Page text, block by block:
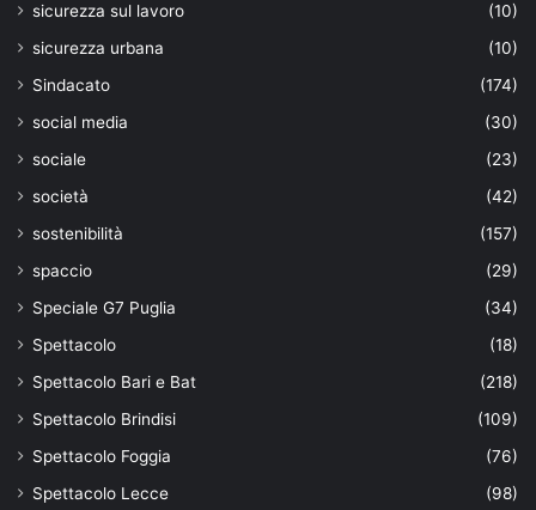
sicurezza sul lavoro
(10)
sicurezza urbana
(10)
Sindacato
(174)
social media
(30)
sociale
(23)
società
(42)
sostenibilità
(157)
spaccio
(29)
Speciale G7 Puglia
(34)
Spettacolo
(18)
Spettacolo Bari e Bat
(218)
Spettacolo Brindisi
(109)
Spettacolo Foggia
(76)
Spettacolo Lecce
(98)